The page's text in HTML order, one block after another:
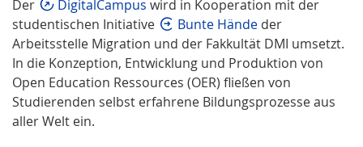
Der
DigitalCampus wird in Kooperation mit der
studentischen Initiative
Bunte Hände der
Arbeitsstelle Migration und der Fakkultät DMI umsetzt.
In die Konzeption, Entwicklung und Produktion von
Open Education Ressources (OER) fließen von
Studierenden selbst erfahrene Bildungsprozesse aus
aller Welt ein.